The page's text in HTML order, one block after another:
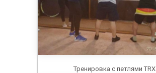
Тренировка с петлями TRX